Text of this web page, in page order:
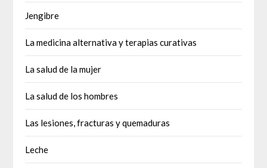
Jengibre
La medicina alternativa y terapias curativas
La salud de la mujer
La salud de los hombres
Las lesiones, fracturas y quemaduras
Leche